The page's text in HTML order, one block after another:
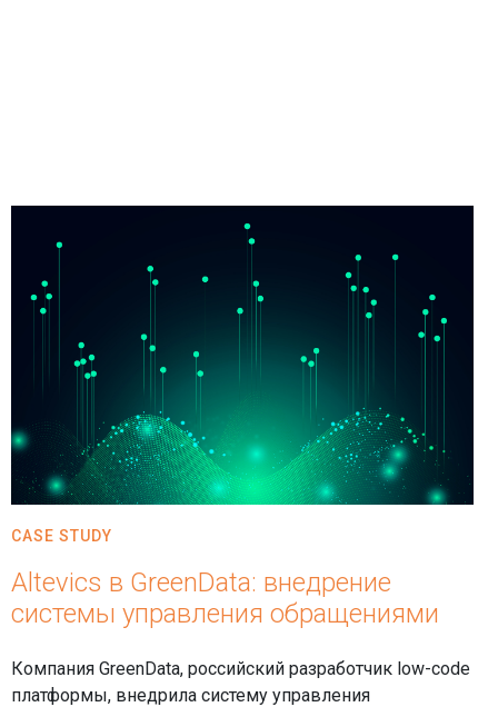
CASE STUDY
Altevics в GreenData: внедрение
системы управления обращениями
Компания GreenData, российский разработчик low-code
платформы, внедрила систему управления